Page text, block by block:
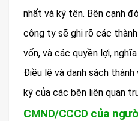
nhất và ký tên. Bên cạnh
công ty sẽ ghi rõ các
vốn, và các quyền lợi,
Điều lệ và danh sách
ký của các bên liên quan
CMND/CCCD của